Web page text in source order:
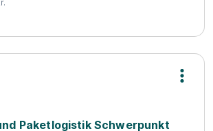
Paketlogistik Schwerpunkt